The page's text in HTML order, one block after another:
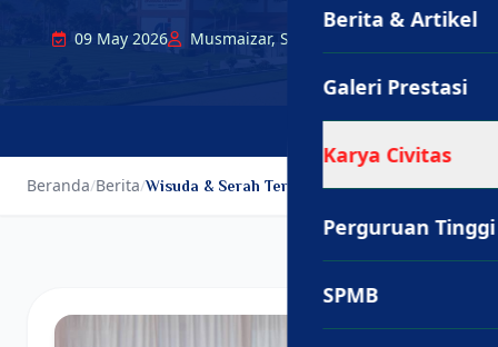
Berita & Artikel
Galeri Prestasi
Karya Civitas
Perguruan Tinggi
SPMB
09 May 2026 Musmaizar, S.Pd., Gr.
Beranda/Berita/Wisuda & Serah Terima Santri Kelas Akhir...